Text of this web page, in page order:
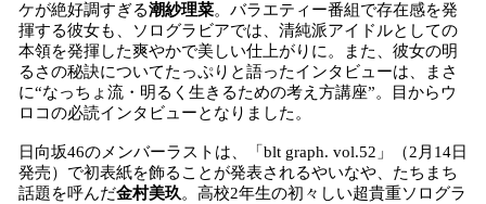
ケが絶好調すぎる潮紗理菜。バラエティー番組で存在感を発
揮する彼女も、ソログラビアでは、清純派アイドルとしての
本領を発揮した爽やかで美しい仕上がりに。また、彼女の明
るさの秘訣についてたっぷりと語ったインタビューは、まさ
に“なっちょ流・明るく生きるための考え方講座”。目からウ
ロコの必読インタビューとなりました。
日向坂46のメンバーラストは、「blt graph. vol.52」（2月14日
発売）で初表紙を飾ることが発表されるやいなや、たちまち
話題を呼んだ金村美玖。高校2年生の初々しい超貴重ソログラ